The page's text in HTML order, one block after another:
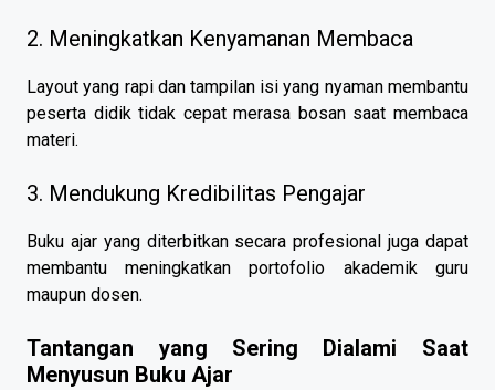
2. Meningkatkan Kenyamanan Membaca
Layout yang rapi dan tampilan isi yang nyaman membantu
peserta didik tidak cepat merasa bosan saat membaca
materi.
3. Mendukung Kredibilitas Pengajar
Buku ajar yang diterbitkan secara profesional juga dapat
membantu meningkatkan portofolio akademik guru
maupun dosen.
Tantangan yang Sering Dialami Saat
Menyusun Buku Ajar